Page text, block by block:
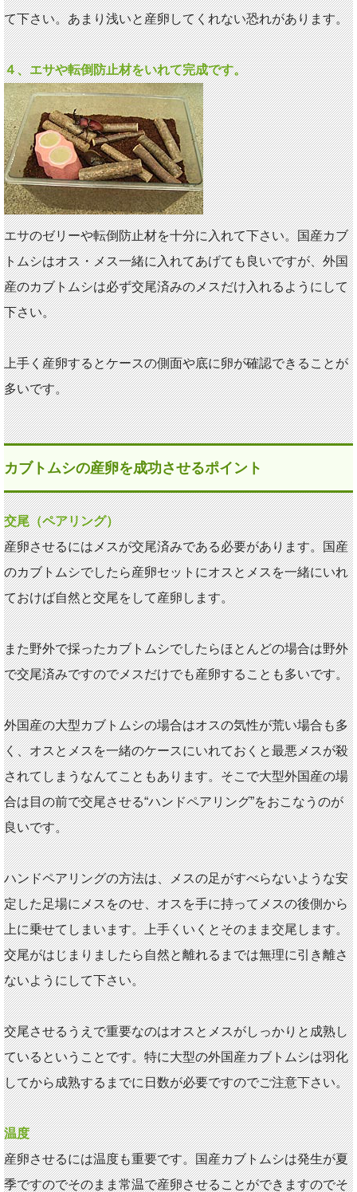
て下さい。あまり浅いと産卵してくれない恐れがあります。
４、エサや転倒防止材をいれて完成です。
エサのゼリーや転倒防止材を十分に入れて下さい。国産カブ
トムシはオス・メス一緒に入れてあげても良いですが、外国
産のカブトムシは必ず交尾済みのメスだけ入れるようにして
下さい。
上手く産卵するとケースの側面や底に卵が確認できることが
多いです。
カブトムシの産卵を成功させるポイント
交尾（ペアリング）
産卵させるにはメスが交尾済みである必要があります。国産
のカブトムシでしたら産卵セットにオスとメスを一緒にいれ
ておけば自然と交尾をして産卵します。
また野外で採ったカブトムシでしたらほとんどの場合は野外
で交尾済みですのでメスだけでも産卵することも多いです。
外国産の大型カブトムシの場合はオスの気性が荒い場合も多
く、オスとメスを一緒のケースにいれておくと最悪メスが殺
されてしまうなんてこともあります。そこで大型外国産の場
合は目の前で交尾させる“ハンドペアリング”をおこなうのが
良いです。
ハンドペアリングの方法は、メスの足がすべらないような安
定した足場にメスをのせ、オスを手に持ってメスの後側から
上に乗せてしまいます。上手くいくとそのまま交尾します。
交尾がはじまりましたら自然と離れるまでは無理に引き離さ
ないようにして下さい。
交尾させるうえで重要なのはオスとメスがしっかりと成熟し
ているということです。特に大型の外国産カブトムシは羽化
してから成熟するまでに日数が必要ですのでご注意下さい。
温度
産卵させるには温度も重要です。国産カブトムシは発生が夏
季ですのでそのまま常温で産卵させることができますのでそ